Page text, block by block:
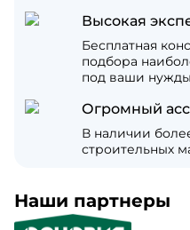
Высокая
Бесплатная
подбора
под ваши
Огромный
В наличии
строительных
Наши партнеры